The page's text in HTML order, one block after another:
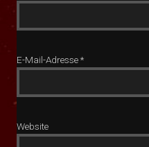
E-Mail-Adresse*
Website